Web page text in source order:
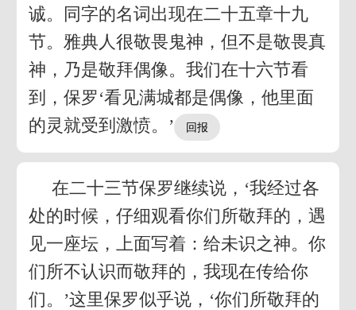
诚。同字的名词出现在二十五章十九
节。雅典人很敬畏鬼神，但不是敬畏真
神，乃是敬拜偶像。我们在十六节看
到，保罗‘看见满城都是偶像，他里面
的灵就受到激愤。’
在二十三节保罗继续说，‘我经过各
处的时候，仔细观看你们所敬拜的，遇
见一座坛，上面写着：给未识之神。你
们所不认识而敬拜的，我现在传给你
们。’这里保罗似乎说，‘你们所敬拜的